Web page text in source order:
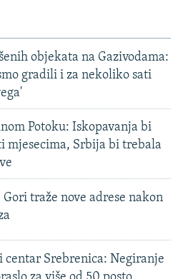
objekata na Gazivodama:
gradili i za nekoliko sati
Potoku: Iskopavanja bi
mjesecima, Srbija bi trebala
Gori traže nove adrese nakon
Srebrenica: Negiranje